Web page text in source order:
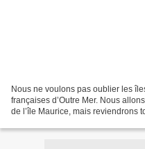
Nous ne voulons pas oublier les
françaises d’Outre Mer. Nous
de l’île Maurice, mais reviendrons